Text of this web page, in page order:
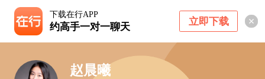
下载在行APP
约高手一对一聊天 立即下载
赵晨曦